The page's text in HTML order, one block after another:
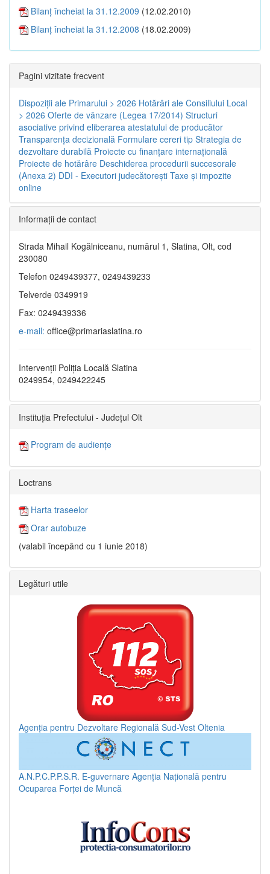
Bilanţ încheiat la 31.12.2009 (12.02.2010)
Bilanţ încheiat la 31.12.2008 (18.02.2009)
Pagini vizitate frecvent
Dispoziţii ale Primarului > 2026 Hotărâri ale Consiliului Local
> 2026 Oferte de vânzare (Legea 17/2014) Structuri
asociative privind eliberarea atestatului de producător
Transparenţa decizională Formulare cereri tip Strategia de
dezvoltare durabilă Proiecte cu finanţare internaţională
Proiecte de hotărâre Deschiderea procedurii succesorale
(Anexa 2) DDI - Executori judecătorești Taxe şi impozite
online
Informaţii de contact
Strada Mihail Kogălniceanu, numărul 1, Slatina, Olt, cod
230080
Telefon 0249439377, 0249439233
Telverde 0349919
Fax: 0249439336
e-mail: office@primariaslatina.ro
Intervenții Poliția Locală Slatina
0249954, 0249422245
Instituția Prefectului - Județul Olt
Program de audiențe
Loctrans
Harta traseelor
Orar autobuze
(valabil începând cu 1 iunie 2018)
Legături utile
Agenția pentru Dezvoltare Regională Sud-Vest Oltenia
A.N.P.C.P.P.S.R. E-guvernare Agenția Națională pentru
Ocuparea Forței de Muncă